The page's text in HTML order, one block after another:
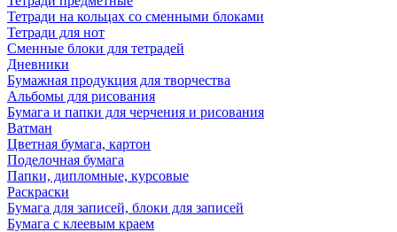
Тетради на кольцах со сменными блоками
Тетради для нот
Сменные блоки для тетрадей
Дневники
Бумажная продукция для творчества
Альбомы для рисования
Бумага и папки для черчения и рисования
Ватман
Цветная бумага, картон
Поделочная бумага
Папки, дипломные, курсовые
Раскраски
Бумага для записей, блоки для записей
Бумага с клеевым краем